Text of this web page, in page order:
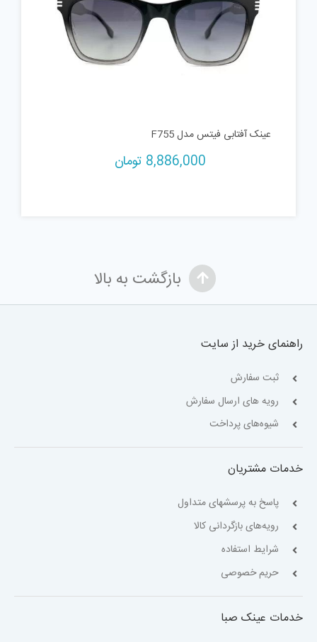
عینک آفتابی فیتس مدل F755
8,886,000 تومان
بازگشت به بالا
راهنمای خرید از سایت
ثبت سفارش
رویه های ارسال سفارش
شیوه‌های پرداخت
خدمات مشتریان
پاسخ به پرسشهای متداول
رویه‌های بازگردانی کالا
شرایط استفاده
حریم خصوصی
خدمات عینک صبا